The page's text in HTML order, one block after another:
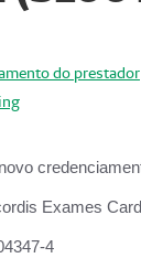
do prestador
Exames
4